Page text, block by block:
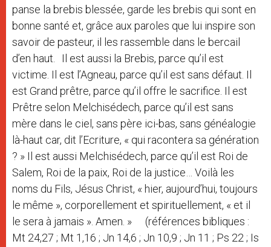
panse la brebis blessée, garde les brebis qui sont en
bonne santé et, grâce aux paroles que lui inspire son
savoir de pasteur, il les rassemble dans le bercail
d’en haut. Il est aussi la Brebis, parce qu’il est
victime. Il est l’Agneau, parce qu’il est sans défaut. Il
est Grand prêtre, parce qu’il offre le sacrifice. Il est
Prêtre selon Melchisédech, parce qu’il est sans
mère dans le ciel, sans père ici-bas, sans généalogie
là-haut car, dit l’Ecriture, « qui racontera sa génération
? » Il est aussi Melchisédech, parce qu’il est Roi de
Salem, Roi de la paix, Roi de la justice… Voilà les
noms du Fils, Jésus Christ, « hier, aujourd’hui, toujours
le même », corporellement et spirituellement, « et il
le sera à jamais ». Amen. » (références bibliques :
Mt 24,27 ; Mt 1,16 ; Jn 14,6 ; Jn 10,9 ; Jn 11 ; Ps 22 ; Is